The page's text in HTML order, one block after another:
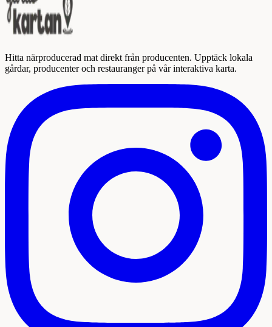
Hitta närproducerad mat direkt från producenten. Upptäck lokala
gårdar, producenter och restauranger på vår interaktiva karta.